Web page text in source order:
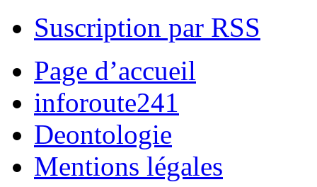
Suscription par RSS
Page d’accueil
inforoute241
Deontologie
Mentions légales